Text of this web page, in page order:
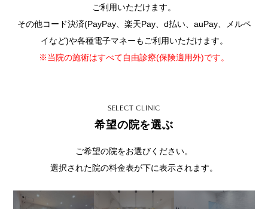
ご利用いただけます。
その他コード決済(PayPay、楽天Pay、d払い、auPay、メルペ
イなど)や各種電子マネーもご利用いただけます。
※当院の施術はすべて自由診療(保険適用外)です。
SELECT CLINIC
希望の院を選ぶ
ご希望の院をお選びください。
選択された院の料金表が下に表示されます。